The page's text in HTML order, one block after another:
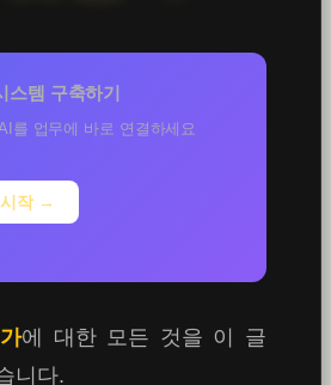
스템 구축하기
를 업무에 바로 연결하세요
작 →
에 대한 모든 것을 이 글
니다.